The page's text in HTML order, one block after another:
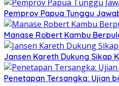
Pemprov Papua Tunggu
Manase Robert Kambu
Jansen Kareth Dukung Sikap
Penetapan Tersangka: Ujian